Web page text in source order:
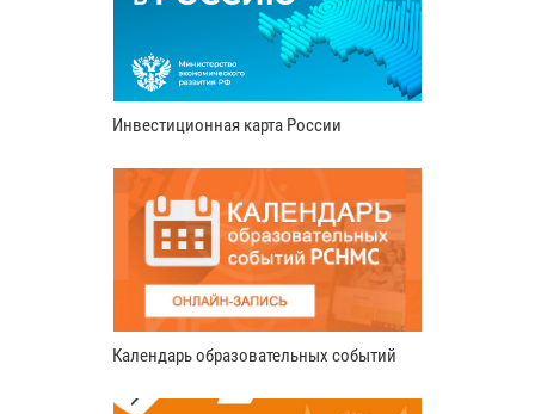
Инвестиционная карта России
Календарь образовательных событий